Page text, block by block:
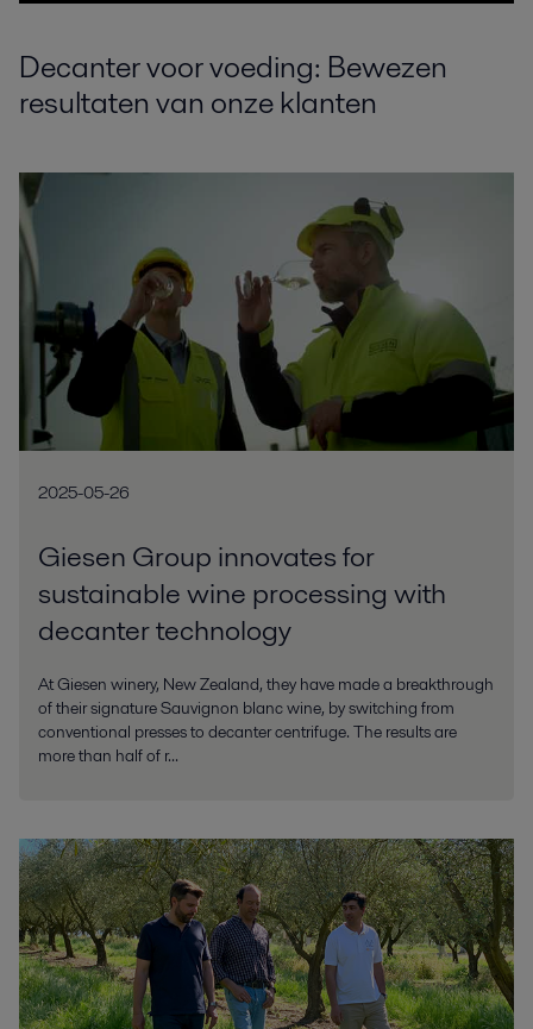
Decanter voor voeding: Bewezen
resultaten van onze klanten
2025-05-26
Giesen Group innovates for
sustainable wine processing with
decanter technology
At Giesen winery, New Zealand, they have made a breakthrough
of their signature Sauvignon blanc wine, by switching from
conventional presses to decanter centrifuge. The results are
more than half of r...